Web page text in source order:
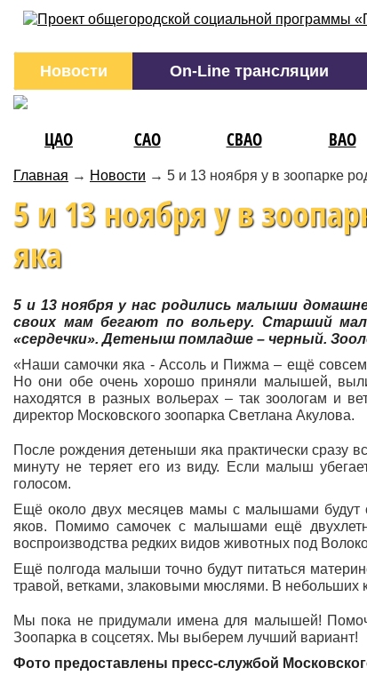
Новости On-Line трансляции
ЦАО САО СВАО ВАО
Главная → Новости → 5 и 13 ноября у в зоопарке
5 и 13 ноября у в
яка
5 и 13 ноября у нас родились малыши
своих мам бегают по вольеру. Старший
«сердечки». Детеныш помладше – черный.
«Наши самочки яка - Ассоль и Пижма – ещё
Но они обе очень хорошо приняли малышей,
находятся в разных вольерах – так зоологам и
директор Московского зоопарка Светлана Акулова.
После рождения детеныши яка практически сразу
минуту не теряет его из виду. Если малыш
голосом.
Ещё около двух месяцев мамы с малышами будут
яков. Помимо самочек с малышами ещё
воспроизводства редких видов животных под
Ещё полгода малыши точно будут питаться
травой, ветками, злаковыми мюслями. В небольших
Мы пока не придумали имена для малышей!
Зоопарка в соцсетях. Мы выберем лучший вариант!
Фото предоставлены пресс-службой